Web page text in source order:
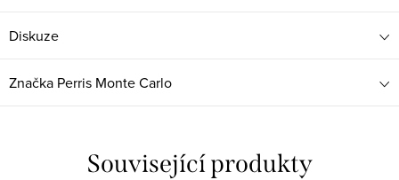
Diskuze
Značka Perris Monte Carlo
Související produkty